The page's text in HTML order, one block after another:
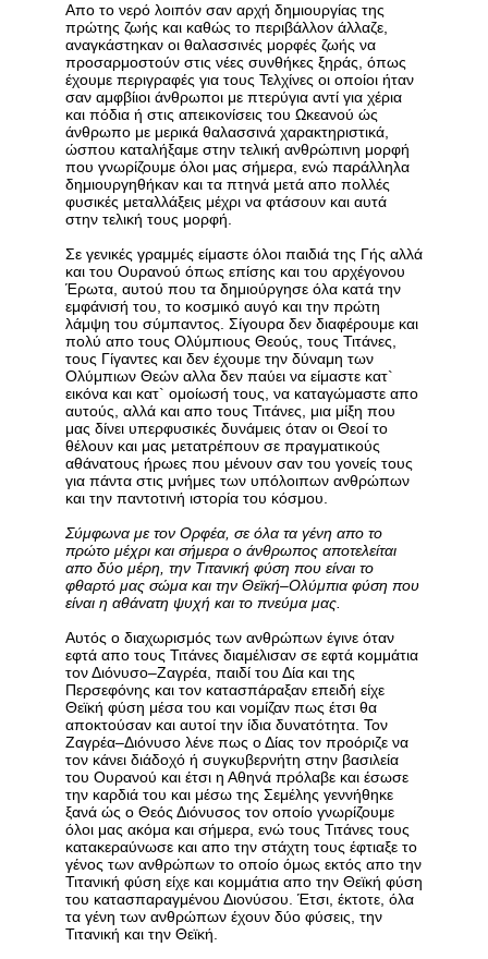
Απο το νερό λοιπόν σαν αρχή δημιουργίας της
πρώτης ζωής και καθώς το περιβάλλον άλλαζε,
αναγκάστηκαν οι θαλασσινές μορφές ζωής να
προσαρμοστούν στις νέες συνθήκες ξηράς, όπως
έχουμε περιγραφές για τους Τελχίνες οι οποίοι ήταν
σαν αμφβίιοι άνθρωποι με πτερύγια αντί για χέρια
και πόδια ή στις απεικονίσεις του Ωκεανού ώς
άνθρωπο με μερικά θαλασσινά χαρακτηριστικά,
ώσπου καταλήξαμε στην τελική ανθρώπινη μορφή
που γνωρίζουμε όλοι μας σήμερα, ενώ παράλληλα
δημιουργηθήκαν και τα πτηνά μετά απο πολλές
φυσικές μεταλλάξεις μέχρι να φτάσουν και αυτά
στην τελική τους μορφή.
Σε γενικές γραμμές είμαστε όλοι παιδιά της Γής αλλά
και του Ουρανού όπως επίσης και του αρχέγονου
Έρωτα, αυτού που τα δημιούργησε όλα κατά την
εμφάνισή του, το κοσμικό αυγό και την πρώτη
λάμψη του σύμπαντος. Σίγουρα δεν διαφέρουμε και
πολύ απο τους Ολύμπιους Θεούς, τους Τιτάνες,
τους Γίγαντες και δεν έχουμε την δύναμη των
Ολύμπιων Θεών αλλα δεν παύει να είμαστε κατ`
εικόνα και κατ` ομοίωσή τους, να καταγώμαστε απο
αυτούς, αλλά και απο τους Τιτάνες, μια μίξη που
μας δίνει υπερφυσικές δυνάμεις όταν οι Θεοί το
θέλουν και μας μετατρέπουν σε πραγματικούς
αθάνατους ήρωες που μένουν σαν του γονείς τους
για πάντα στις μνήμες των υπόλοιπων ανθρώπων
και την παντοτινή ιστορία του κόσμου.
Σύμφωνα με τον Ορφέα, σε όλα τα γένη απο το
πρώτο μέχρι και σήμερα ο άνθρωπος αποτελείται
απο δύο μέρη, την Τιτανική φύση που είναι το
φθαρτό μας σώμα και την Θεϊκή–Ολύμπια φύση που
είναι η αθάνατη ψυχή και το πνεύμα μας.
Αυτός ο διαχωρισμός των ανθρώπων έγινε όταν
εφτά απο τους Τιτάνες διαμέλισαν σε εφτά κομμάτια
τον Διόνυσο–Ζαγρέα, παιδί του Δία και της
Περσεφόνης και τον κατασπάραξαν επειδή είχε
Θεϊκή φύση μέσα του και νομίζαν πως έτσι θα
αποκτούσαν και αυτοί την ίδια δυνατότητα. Τον
Ζαγρέα–Διόνυσο λένε πως ο Δίας τον προόριζε να
τον κάνει διάδοχό ή συγκυβερνήτη στην βασιλεία
του Ουρανού και έτσι η Αθηνά πρόλαβε και έσωσε
την καρδιά του και μέσω της Σεμέλης γεννήθηκε
ξανά ώς ο Θεός Διόνυσος τον οποίο γνωρίζουμε
όλοι μας ακόμα και σήμερα, ενώ τους Τιτάνες τους
κατακεραύνωσε και απο την στάχτη τους έφτιαξε το
γένος των ανθρώπων το οποίο όμως εκτός απο την
Τιτανική φύση είχε και κομμάτια απο την Θεϊκή φύση
του κατασπαραγμένου Διονύσου. Έτσι, έκτοτε, όλα
τα γένη των ανθρώπων έχουν δύο φύσεις, την
Τιτανική και την Θεϊκή.